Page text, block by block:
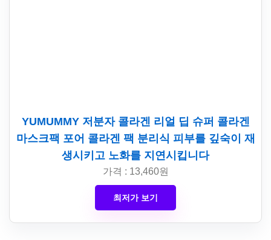
YUMUMMY 저분자 콜라겐 리얼 딥 슈퍼 콜라겐
마스크팩 포어 콜라겐 팩 분리식 피부를 깊숙이 재
생시키고 노화를 지연시킵니다
가격 : 13,460원
최저가 보기